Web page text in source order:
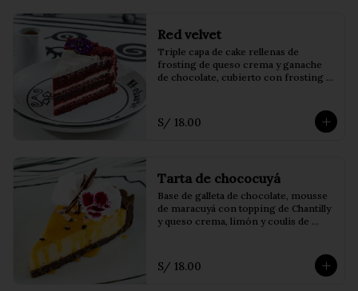
Red velvet
Triple capa de cake rellenas de
frosting de queso crema y ganache
de chocolate, cubierto con frosting y
S/ 18.00
Tarta de chococuyá
Base de galleta de chocolate, mousse
de maracuyá con topping de Chantilly
y queso crema, limón y coulis de
S/ 18.00